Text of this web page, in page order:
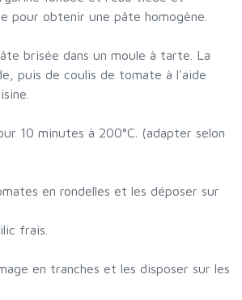
pour obtenir une pâte homogène.
brisée dans un moule à tarte. La
puis de coulis de tomate à l'aide
10 minutes à 200°C. (adapter selon
en rondelles et les déposer sur
frais.
en tranches et les disposer sur les